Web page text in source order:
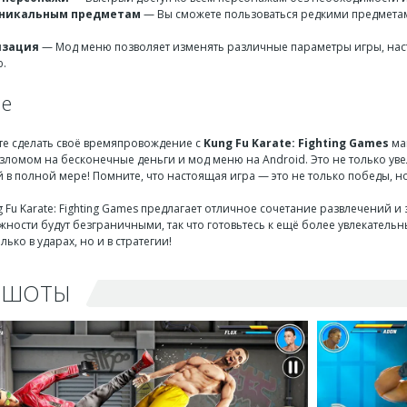
предметам — Вы сможете пользоваться редкими
— Мод меню позволяет изменять различные параметры игры,
сделать своё времяпровождение с Kung Fu Karate: Fighting Games
на бесконечные деньги и мод меню на Android. Это не только
в полной мере! Помните, что настоящая игра — это не только победы,
Fu Karate: Fighting Games предлагает отличное сочетание
будут безграничными, так что готовьтесь к ещё более
в ударах, но и в стратегии!